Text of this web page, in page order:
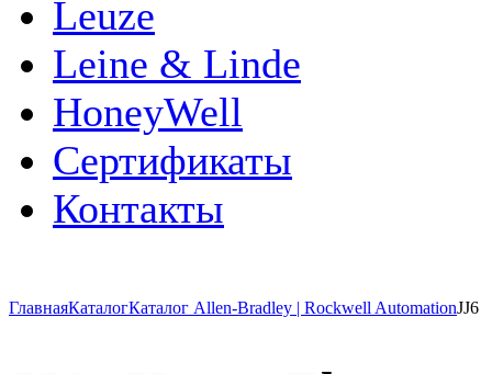
Leuze
Leine & Linde
HoneyWell
Сертификаты
Контакты
ГлавнаяКаталогКаталог Allen-Bradley | Rockwell AutomationJJ6